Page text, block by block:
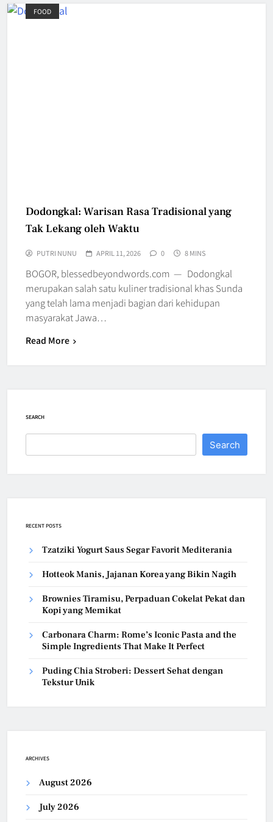
FOOD
Dodongkal: Warisan Rasa Tradisional yang
Tak Lekang oleh Waktu
PUTRI NUNU APRIL 11, 2026 0 8 MINS
BOGOR, blessedbeyondwords.com — Dodongkal
merupakan salah satu kuliner tradisional khas Sunda
yang telah lama menjadi bagian dari kehidupan
masyarakat Jawa…
Read More
SEARCH
Search
RECENT POSTS
Tzatziki Yogurt Saus Segar Favorit Mediterania
Hotteok Manis, Jajanan Korea yang Bikin Nagih
Brownies Tiramisu, Perpaduan Cokelat Pekat dan
Kopi yang Memikat
Carbonara Charm: Rome’s Iconic Pasta and the
Simple Ingredients That Make It Perfect
Puding Chia Stroberi: Dessert Sehat dengan
Tekstur Unik
ARCHIVES
August 2026
July 2026